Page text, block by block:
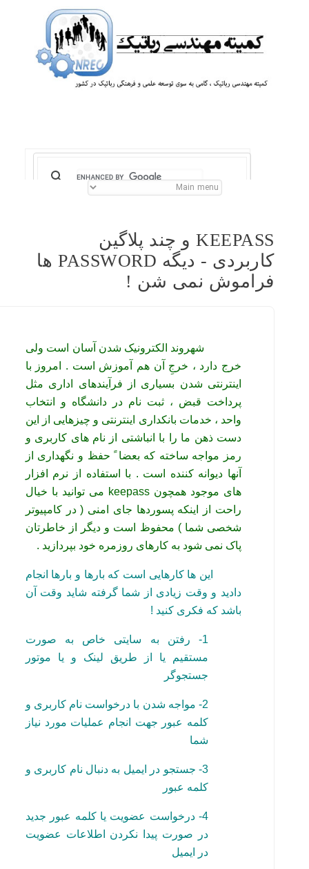
KEEPASS و چند پلاگین
کاربردی - دیگه PASSWORD ها
فراموش نمی شن !
شهروند الکترونیک شدن آسان است ولی
خرج دارد ، خرجِ آن هم آموزش است . امروز با
اینترنتی شدن بسیاری از فرآیندهای اداری مثل
پرداخت قبض ، ثبت نام در دانشگاه و انتخاب
واحد ، خدمات بانکداری اینترنتی و چیزهایی از این
دست ذهن ما را با انباشتی از نام های کاربری و
رمز مواجه ساخته که بعضا ً حفظ و نگهداری از
آنها دیوانه کننده است . با استفاده از نرم افزار
های موجود همچون keepass می توانید با خیال
راحت از اینکه پسوردها جای امنی ( در کامپیوتر
شخصی شما ) محفوظ است و دیگر از خاطرتان
پاک نمی شود به کارهای روزمره خود بپردازید .
این ها کارهایی است که بارها و بارها انجام
دادید و وقت زیادی از شما گرفته شاید وقت آن
باشد که فکری کنید !
1- رفتن به سایتی خاص به صورت
مستقیم یا از طریق لینک و یا موتور
جستجوگر
2- مواجه شدن با درخواست نام کاربری و
کلمه عبور جهت انجام عملیات مورد نیاز
شما
3- جستجو در ایمیل به دنبال نام کاربری و
کلمه عبور
4- درخواست عضویت یا کلمه عبور جدید
در صورت پیدا نکردن اطلاعات عضویت
در ایمیل